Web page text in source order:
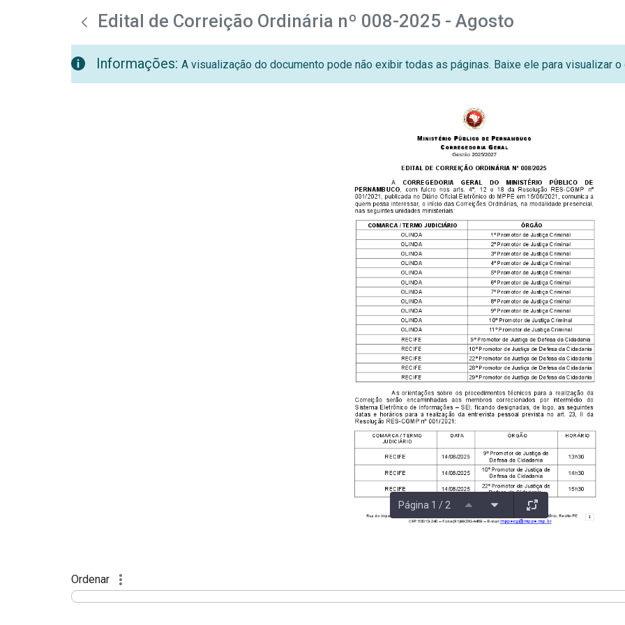
Pular para o Conteúdo principal
teste descricaoEdital de Correição Ordinária nº 008-2025 - Agosto
Informações: A visualização do documento pode não exibir todas as páginas. Baixe ele para visualizar
Página 1 / 2
Ordenar